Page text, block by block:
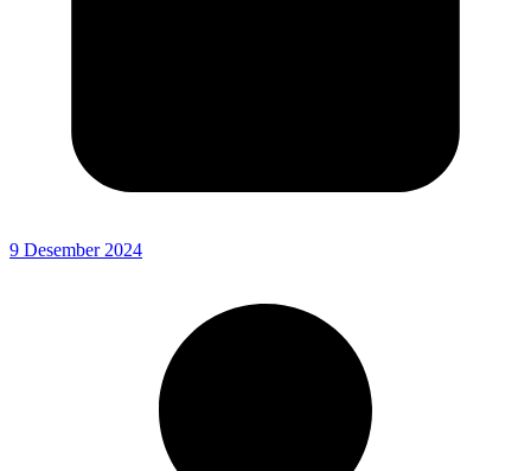
9 Desember 2024